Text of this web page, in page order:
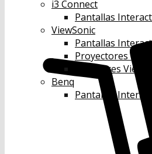
i3 Connect
Pantallas
ViewSonic
Pantallas
Proyectores
Monitores
Benq
Pantallas